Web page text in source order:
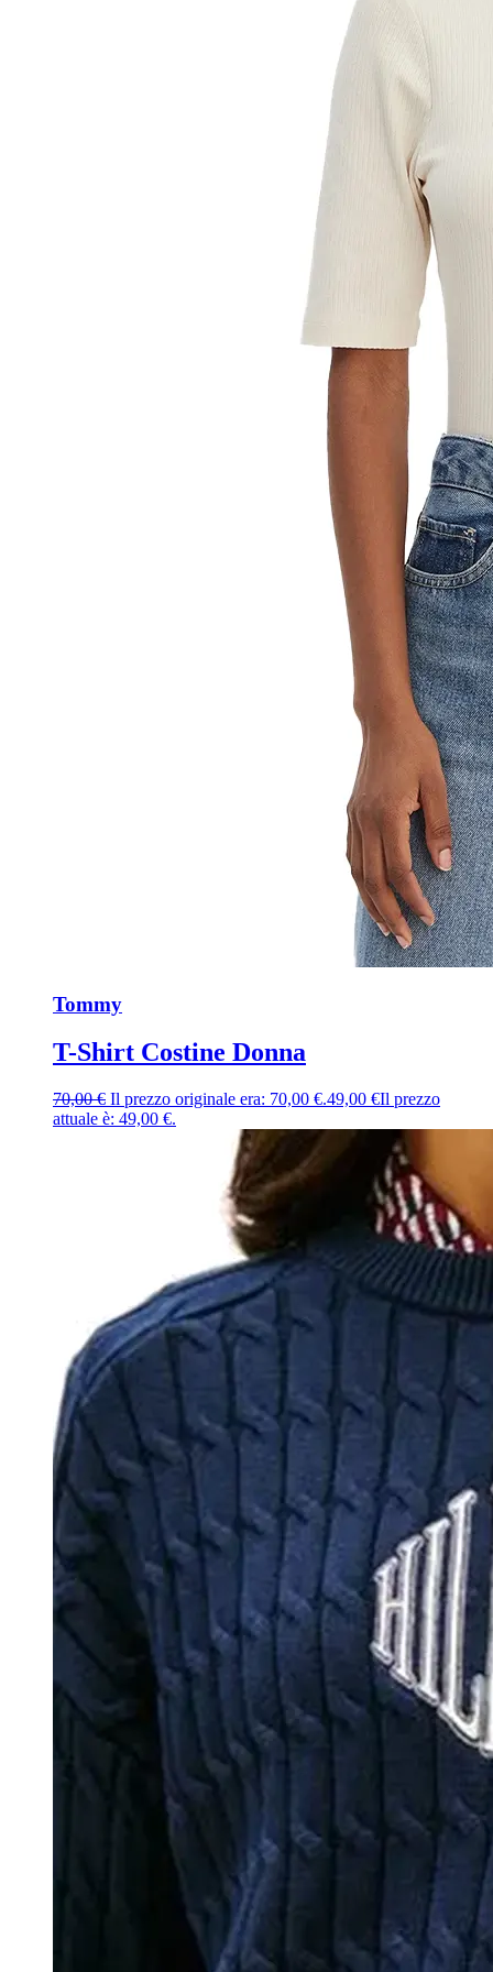
Tommy
T-Shirt Costine Donna
70,00€ Il prezzo originale era: 70,00 €.49,00 €Il prezzo
attuale è: 49,00 €.